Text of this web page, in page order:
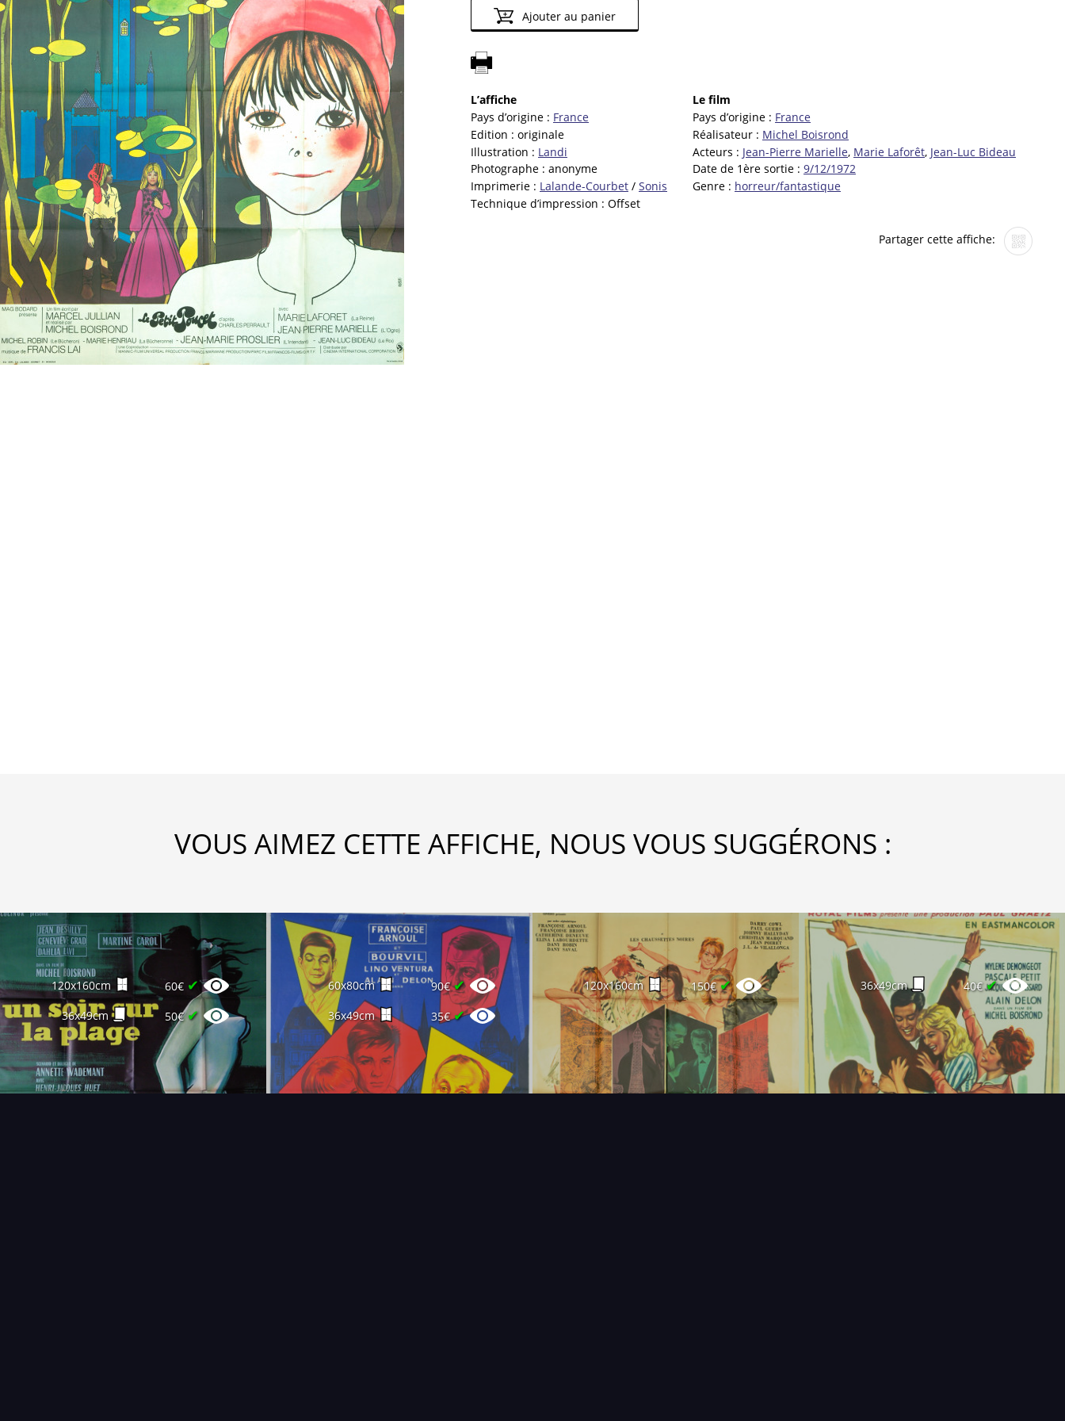
Ajouter au panier
L’affiche
Pays d’origine : France
Edition : originale
Illustration : Landi
Photographe : anonyme
Imprimerie : Lalande-Courbet / Sonis
Technique d’impression : Offset
Le film
Pays d’origine : France
Réalisateur : Michel Boisrond
Acteurs : Jean-Pierre Marielle, Marie Laforêt, Jean-Luc Bideau
Date de 1ère sortie : 9/12/1972
Genre : horreur/fantastique
Partager cette affiche:
VOUS AIMEZ CETTE AFFICHE, NOUS VOUS SUGGÉRONS :
120x160cm 60€ ✔
36x49cm 50€✔
60x80cm 90€✔
36x49cm 35€✔
120x160cm 150€✔ 36x49cm 40€✔